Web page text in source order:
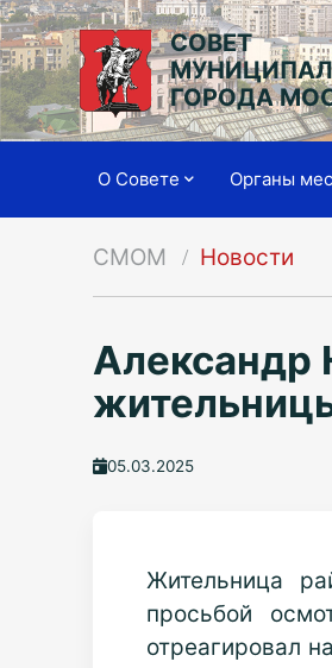
СОВЕТ
ГОРОДА
О Совете Органы
СМОМ Новости
Александр
05.03.2025
Жительница
просьбой
отреагировал